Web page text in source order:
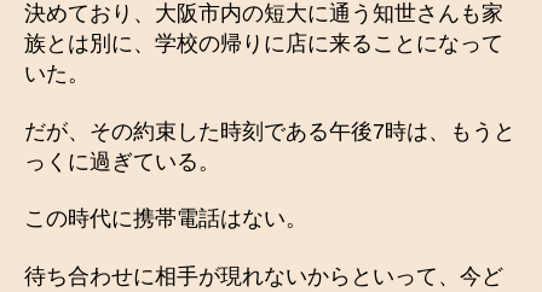
決めており、大阪市内の短大に通う知世さんも家
族とは別に、学校の帰りに店に来ることになって
いた。
だが、その約束した時刻である午後7時は、もうと
っくに過ぎている。
この時代に携帯電話はない。
待ち合わせに相手が現れないからといって、今ど